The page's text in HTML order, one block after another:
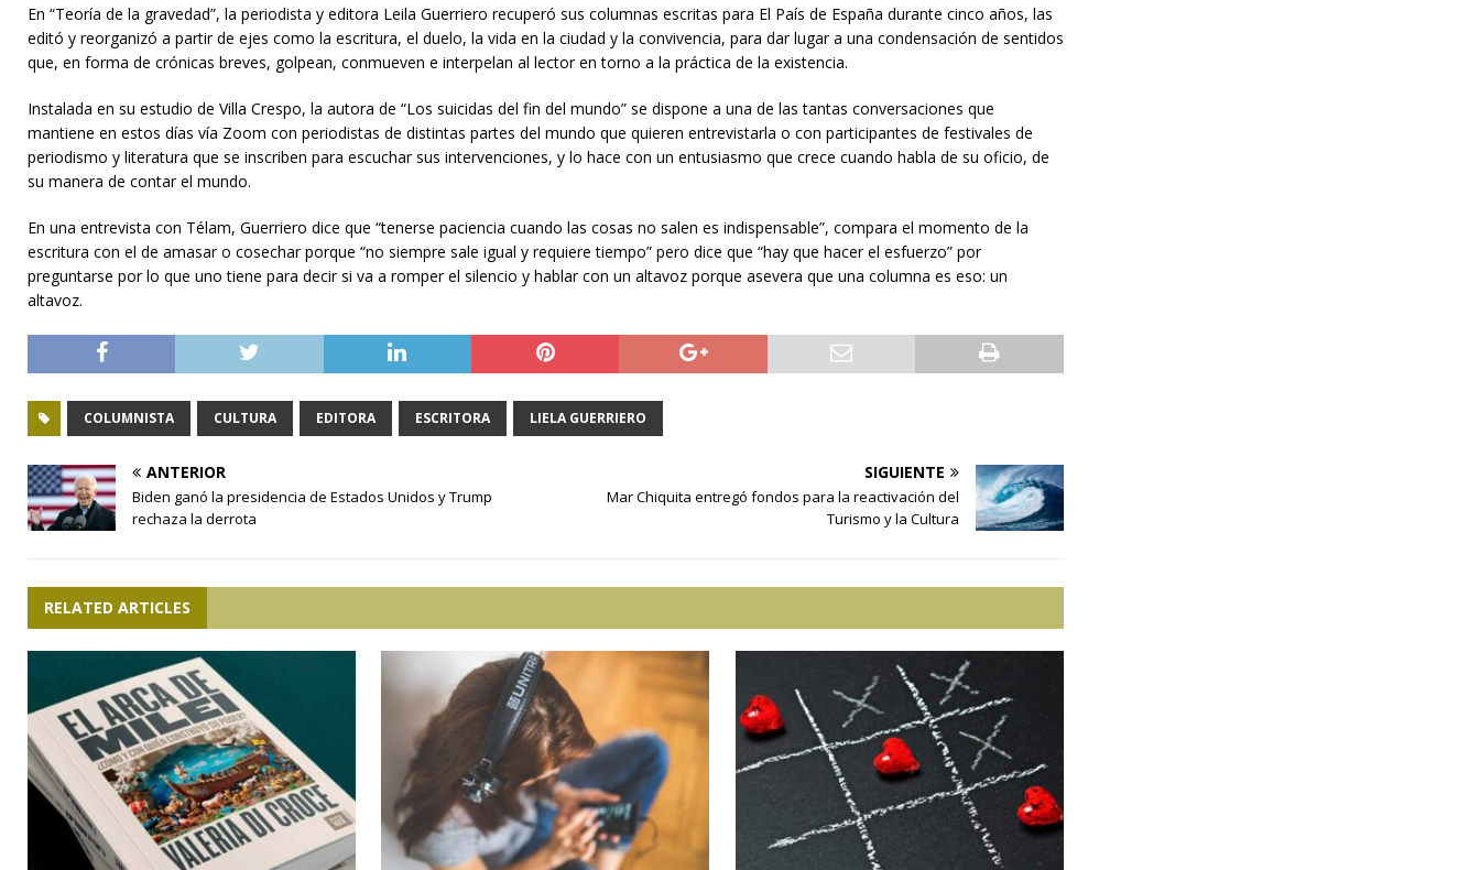
En “Teoría de la gravedad”, la periodista y editora Leila Guerriero recuperó sus columnas escritas para El País de España durante cinco años, las
editó y reorganizó a partir de ejes como la escritura, el duelo, la vida en la ciudad y la convivencia, para dar lugar a una condensación de sentidos
que, en forma de crónicas breves, golpean, conmueven e interpelan al lector en torno a la práctica de la existencia.
Instalada en su estudio de Villa Crespo, la autora de “Los suicidas del fin del mundo” se dispone a una de las tantas conversaciones que
mantiene en estos días vía Zoom con periodistas de distintas partes del mundo que quieren entrevistarla o con participantes de festivales de
periodismo y literatura que se inscriben para escuchar sus intervenciones, y lo hace con un entusiasmo que crece cuando habla de su oficio, de
su manera de contar el mundo.
En una entrevista con Télam, Guerriero dice que “tenerse paciencia cuando las cosas no salen es indispensable”, compara el momento de la
escritura con el de amasar o cosechar porque “no siempre sale igual y requiere tiempo” pero dice que “hay que hacer el esfuerzo” por
preguntarse por lo que uno tiene para decir si va a romper el silencio y hablar con un altavoz porque asevera que una columna es eso: un
altavoz.
COLUMNISTA CULTURA EDITORA ESCRITORA LIELA GUERRIERO
ANTERIOR
Biden ganó la presidencia de Estados Unidos y Trump
rechaza la derrota
SIGUIENTE
Mar Chiquita entregó fondos para la reactivación del
Turismo y la Cultura
RELATED ARTICLES